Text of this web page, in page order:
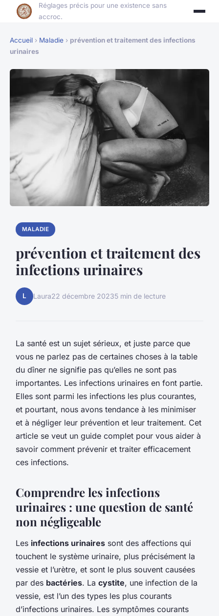
Réglages précis pour une existence sans
accroc.
Accueil › Maladie › prévention et traitement des infections
urinaires
MALADIE
prévention et traitement des
infections urinaires
L Laura22 décembre 20235 min de lecture
La santé est un sujet sérieux, et juste parce que
vous ne parlez pas de certaines choses à la table
du dîner ne signifie pas qu’elles ne sont pas
importantes. Les infections urinaires en font partie.
Elles sont parmi les infections les plus courantes,
et pourtant, nous avons tendance à les minimiser
et à négliger leur prévention et leur traitement. Cet
article se veut un guide complet pour vous aider à
savoir comment prévenir et traiter efficacement
ces infections.
Comprendre les infections
urinaires : une question de santé
non négligeable
Les infections urinaires sont des affections qui
touchent le système urinaire, plus précisément la
vessie et l’urètre, et sont le plus souvent causées
par des bactéries. La cystite, une infection de la
vessie, est l’un des types les plus courants
d’infections urinaires. Les symptômes courants